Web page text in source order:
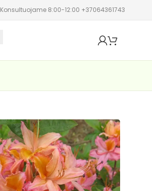
Konsultuojame 8:00-12:00 +37064361743